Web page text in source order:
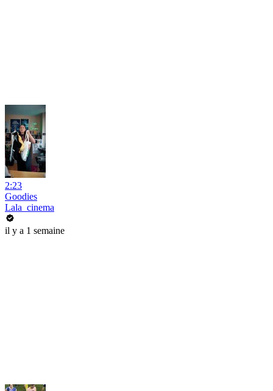
2:23
Goodies
Lala_cinema
il y a 1 semaine